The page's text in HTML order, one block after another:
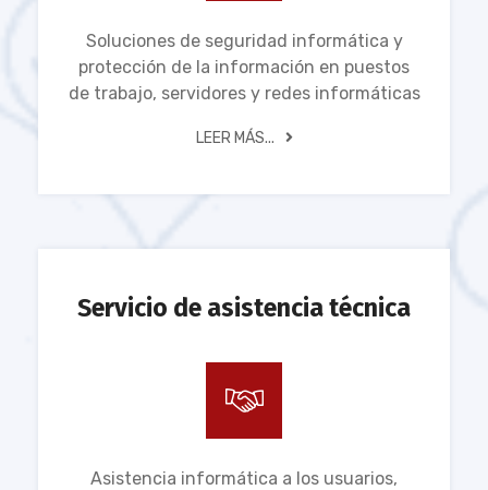
Soluciones de seguridad informática y
protección de la información en puestos
de trabajo, servidores y redes informáticas
LEER MÁS...
Servicio de asistencia técnica
Asistencia informática a los usuarios,